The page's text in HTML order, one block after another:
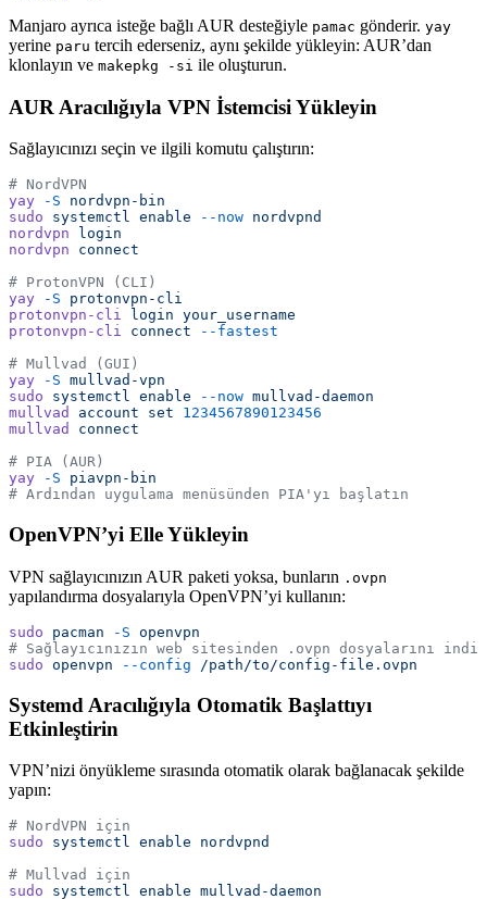
Manjaro ayrıca isteğe bağlı AUR desteğiyle pamac gönderir. yay
yerine paru tercih ederseniz, aynı şekilde yükleyin: AUR’dan
klonlayın ve makepkg -si ile oluşturun.
AUR Aracılığıyla VPN İstemcisi Yükleyin
Sağlayıcınızı seçin ve ilgili komutu çalıştırın:
# NordVPN
yay -S nordvpn-bin
sudo systemctl enable --now nordvpnd
nordvpn login
nordvpn connect
# ProtonVPN (CLI)
yay -S protonvpn-cli
protonvpn-cli login your_username
protonvpn-cli connect --fastest
# Mullvad (GUI)
yay -S mullvad-vpn
sudo systemctl enable --now mullvad-daemon
mullvad
account set 1234567890123456
mullvad
connect
# PIA (AUR)
yay -S piavpn-bin
# Ardından uygulama menüsünden PIA'yı başlatın
OpenVPN’yi Elle Yükleyin
VPN sağlayıcınızın AUR paketi yoksa, bunların .ovpn
yapılandırma dosyalarıyla OpenVPN’yi kullanın:
sudo pacman -S openvpn
# Sağlayıcınızın web sitesinden .ovpn dosyalarını
sudo openvpn --config /path/to/config-file.ovpn
Systemd Aracılığıyla Otomatik Başlattıyı
Etkinleştirin
VPN’nizi önyükleme sırasında otomatik olarak bağlanacak şekilde
yapın:
# NordVPN için
sudo systemctl enable nordvpnd
# Mullvad için
sudo systemctl enable mullvad-daemon